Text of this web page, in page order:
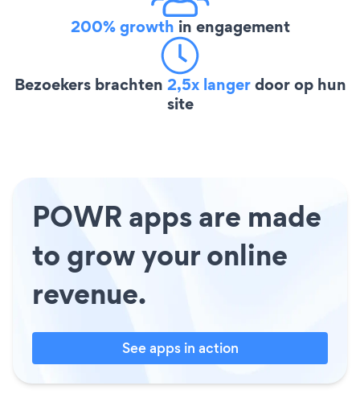
200% growth in engagement
Bezoekers brachten 2,5x langerdoor op hun
site
POWR apps are made
to grow your online
revenue.
See apps in action